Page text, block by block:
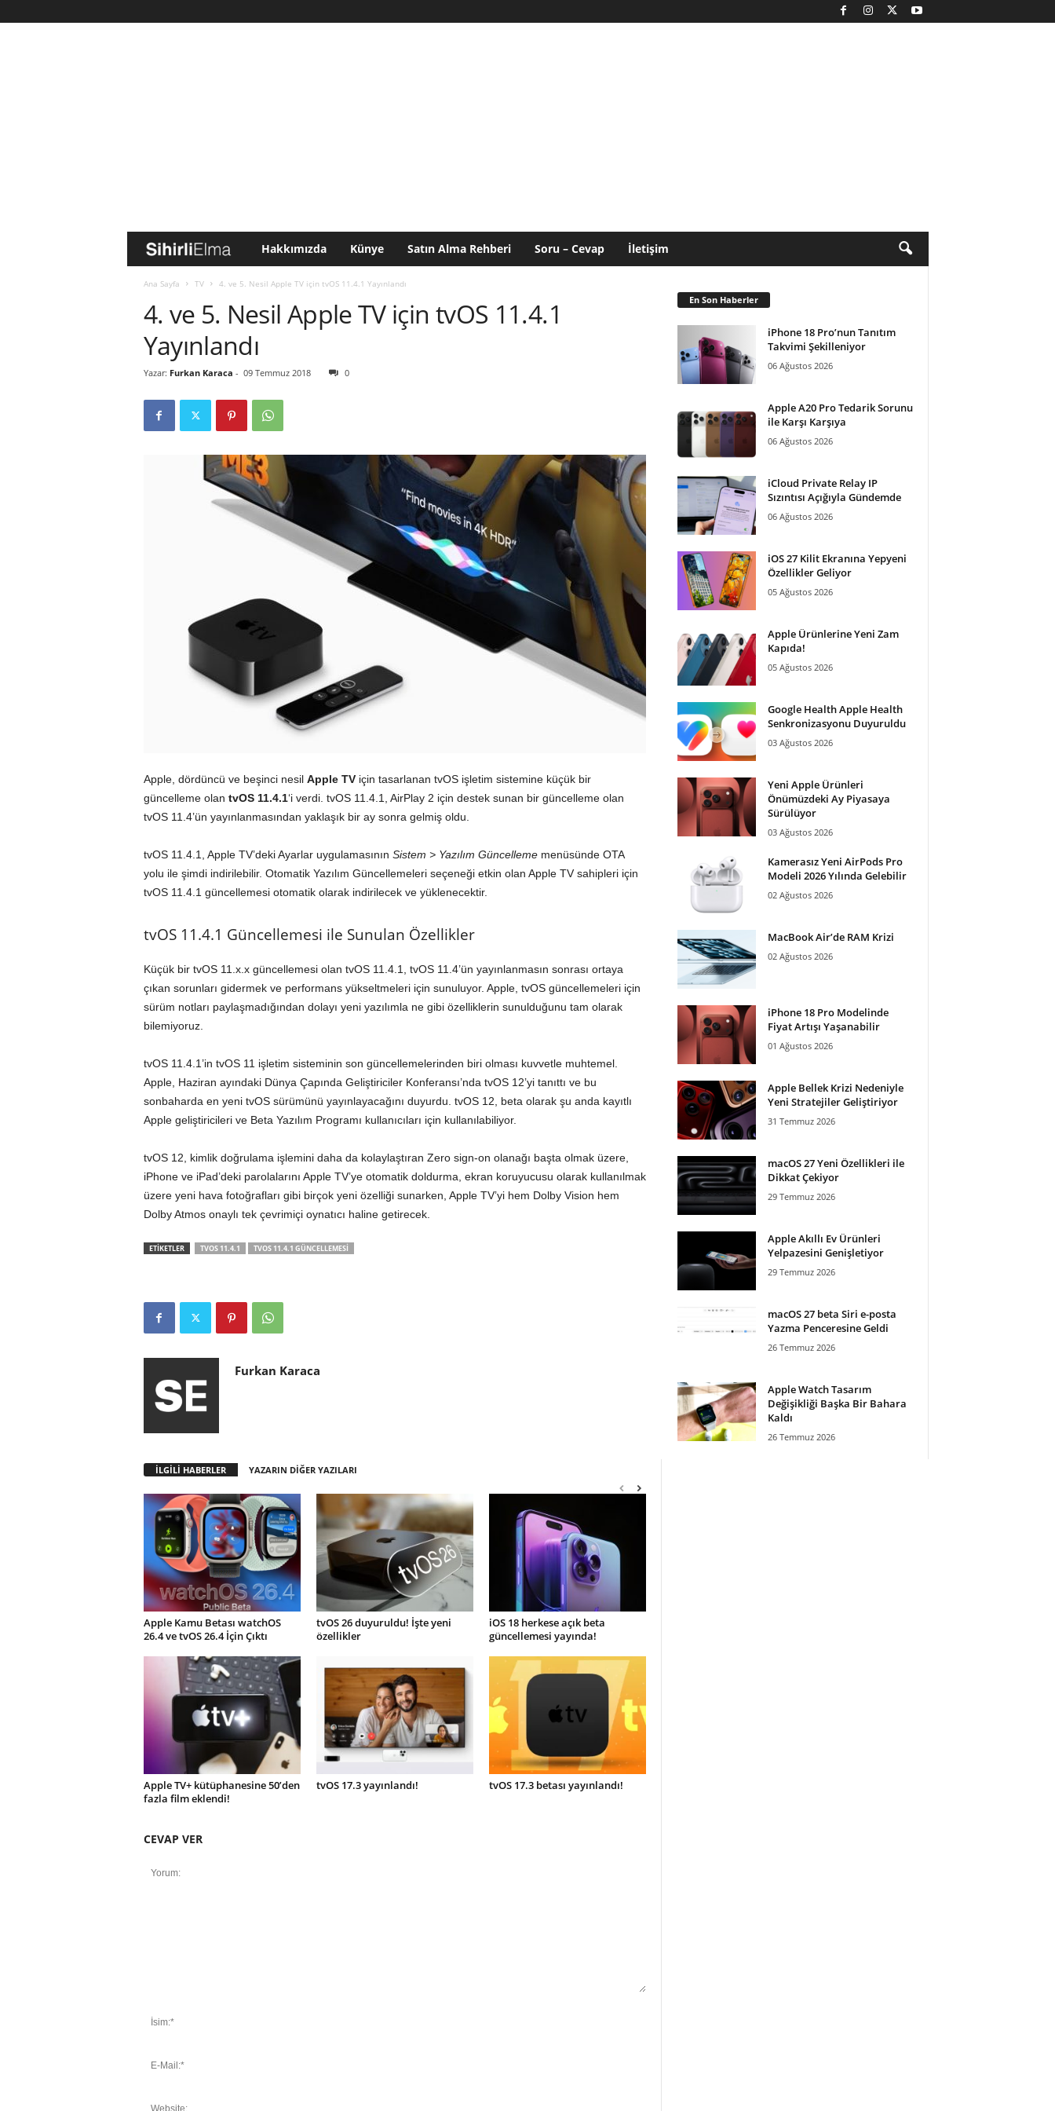
i
h
i
i
E
l
Hakkımızda Künye Satın Alma Rehberi Soru – Cevap İletişim
Ana Sayfa TV 4. ve 5. Nesil Apple TV için tvOS 11.4.1 Yayınlandı
4. ve 5. Nesil Apple TV için tvOS 11.4.1
Yayınlandı
Yazar: Furkan Karaca - 09 Temmuz 2018 0
Apple, dördüncü ve beşinci nesil Apple TViçin tasarlanan tvOS işletim sistemine küçük bir
güncelleme olan tvOS 11.4.1‘i verdi. tvOS 11.4.1, AirPlay 2 için destek sunan bir güncelleme olan
tvOS 11.4’ün yayınlanmasından yaklaşık bir ay sonra gelmiş oldu.
tvOS 11.4.1, Apple TV’deki Ayarlar uygulamasının Sistem > Yazılım Güncellememenüsünde OTA
yolu ile şimdi indirilebilir. Otomatik Yazılım Güncellemeleri seçeneği etkin olan Apple TV sahipleri için
tvOS 11.4.1 güncellemesi otomatik olarak indirilecek ve yüklenecektir.
tvOS 11.4.1 Güncellemesi ile Sunulan Özellikler
Küçük bir tvOS 11.x.x güncellemesi olan tvOS 11.4.1, tvOS 11.4’ün yayınlanmasın sonrası ortaya
çıkan sorunları gidermek ve performans yükseltmeleri için sunuluyor. Apple, tvOS güncellemeleri için
sürüm notları paylaşmadığından dolayı yeni yazılımla ne gibi özelliklerin sunulduğunu tam olarak
bilemiyoruz.
tvOS 11.4.1’in tvOS 11 işletim sisteminin son güncellemelerinden biri olması kuvvetle muhtemel.
Apple, Haziran ayındaki Dünya Çapında Geliştiriciler Konferansı’nda tvOS 12’yi tanıttı ve bu
sonbaharda en yeni tvOS sürümünü yayınlayacağını duyurdu. tvOS 12, beta olarak şu anda kayıtlı
Apple geliştiricileri ve Beta Yazılım Programı kullanıcıları için kullanılabiliyor.
tvOS 12, kimlik doğrulama işlemini daha da kolaylaştıran Zero sign-on olanağı başta olmak üzere,
iPhone ve iPad’deki parolalarını Apple TV’ye otomatik doldurma, ekran koruyucusu olarak kullanılmak
üzere yeni hava fotoğrafları gibi birçok yeni özelliği sunarken, Apple TV’yi hem Dolby Vision hem
Dolby Atmos onaylı tek çevrimiçi oynatıcı haline getirecek.
ETİKETLER TVOS 11.4.1 TVOS 11.4.1 GÜNCELLEMESI
Furkan Karaca
İLGİLİ HABERLER YAZARIN DİĞER YAZILARI
Apple Kamu Betası watchOS
26.4 ve tvOS 26.4 İçin Çıktı
tvOS 26 duyuruldu! İşte yeni
özellikler
iOS 18 herkese açık beta
güncellemesi yayında!
Apple TV+ kütüphanesine 50’den
fazla film eklendi!
tvOS 17.3 yayınlandı! tvOS 17.3 betası yayınlandı!
CEVAP VER
En Son Haberler
iPhone 18 Pro’nun Tanıtım
Takvimi Şekilleniyor
06 Ağustos 2026
Apple A20 Pro Tedarik Sorunu
ile Karşı Karşıya
06 Ağustos 2026
iCloud Private Relay IP
Sızıntısı Açığıyla Gündemde
06 Ağustos 2026
iOS 27 Kilit Ekranına Yepyeni
Özellikler Geliyor
05 Ağustos 2026
Apple Ürünlerine Yeni Zam
Kapıda!
05 Ağustos 2026
Google Health Apple Health
Senkronizasyonu Duyuruldu
03 Ağustos 2026
Yeni Apple Ürünleri
Önümüzdeki Ay Piyasaya
Sürülüyor
03 Ağustos 2026
Kamerasız Yeni AirPods Pro
Modeli 2026 Yılında Gelebilir
02 Ağustos 2026
MacBook Air’de RAM Krizi
02 Ağustos 2026
iPhone 18 Pro Modelinde
Fiyat Artışı Yaşanabilir
01 Ağustos 2026
Apple Bellek Krizi Nedeniyle
Yeni Stratejiler Geliştiriyor
31 Temmuz 2026
macOS 27 Yeni Özellikleri ile
Dikkat Çekiyor
29 Temmuz 2026
Apple Akıllı Ev Ürünleri
Yelpazesini Genişletiyor
29 Temmuz 2026
macOS 27 beta Siri e-posta
Yazma Penceresine Geldi
26 Temmuz 2026
Apple Watch Tasarım
Değişikliği Başka Bir Bahara
Kaldı
26 Temmuz 2026